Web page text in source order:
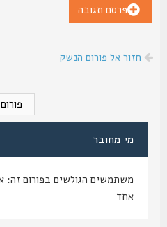
פרסם תגובה
חזור אל פורום הנשק
מי מחובר
משתמשים הגולשים בפורום זה: אין